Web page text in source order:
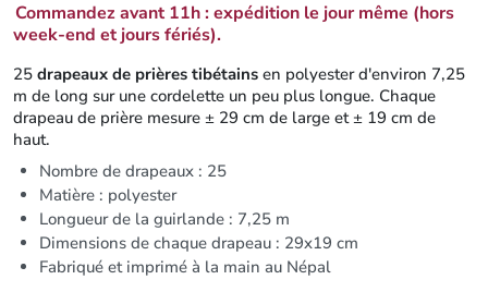
Commandez avant 11h : expédition le jour même (hors
week-end et jours fériés).
25 drapeaux de prières tibétains en polyester d'environ 7,25
m de long sur une cordelette un peu plus longue. Chaque
drapeau de prière mesure ± 29 cm de large et ± 19 cm de
haut.
Nombre de drapeaux : 25
Matière : polyester
Longueur de la guirlande : 7,25 m
Dimensions de chaque drapeau : 29x19 cm
Fabriqué et imprimé à la main au Népal